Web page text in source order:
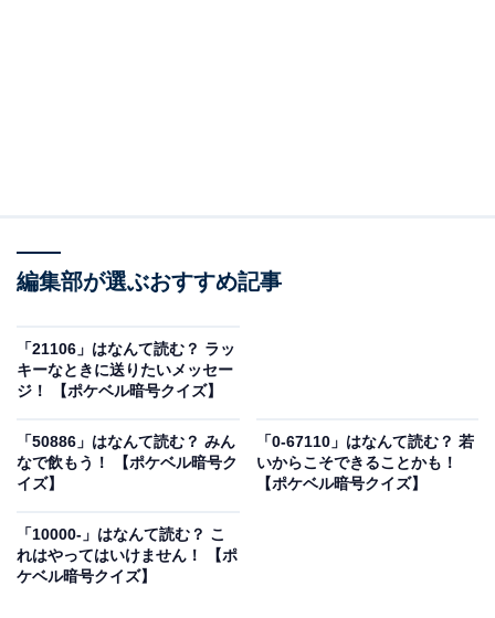
こちらもおすすめ
ットしたのかも……【ポケベル暗号クイズ】
編集部が選ぶおすすめ記事
「21106」はなんて読む？ ラッ
キーなときに送りたいメッセー
ジ！ 【ポケベル暗号クイズ】
「50886」はなんて読む？ みん
なで飲もう！ 【ポケベル暗号ク
イズ】
「0-67110」はなんて読む？ 若
いからこそできることかも！
【ポケベル暗号クイズ】
「10000-」はなんて読む？ こ
れはやってはいけません！ 【ポ
ケベル暗号クイズ】